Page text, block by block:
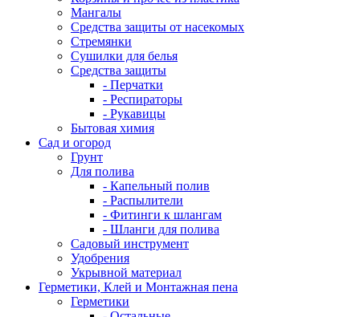
Мангалы
Средства защиты от насекомых
Стремянки
Сушилки для белья
Средства защиты
- Перчатки
- Респираторы
- Рукавицы
Бытовая химия
Сад и огород
Грунт
Для полива
- Капельный полив
- Распылители
- Фитинги к шлангам
- Шланги для полива
Садовый инструмент
Удобрения
Укрывной материал
Герметики, Клей и Монтажная пена
Герметики